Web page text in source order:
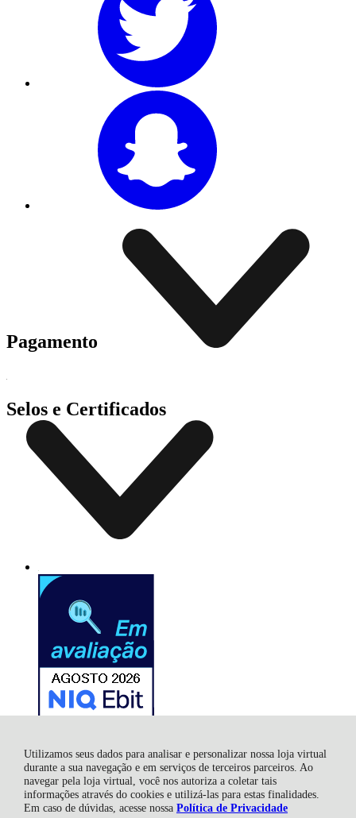
Utilizamos seus dados para analisar e personalizar nossa loja virtual
durante a sua navegação e em serviços de terceiros parceiros. Ao
navegar pela loja virtual, você nos autoriza a coletar tais
informações através do cookies e utilizá-las para estas finalidades.
Em caso de dúvidas, acesse nossa Política de Privacidade
Pagamento
Selos e Certificados
Rock City Comércio Ltda, Rua Anita Garibaldi - 118 - Sala 01 e 02
- Centro - 88801-020 - Criciúma / CNPJ -11.662.872/0001-31 - SC